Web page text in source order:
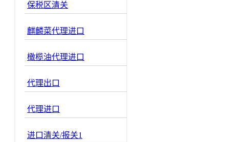
保税区清关
麒麟菜代理进口
橄榄油代理进口
代理出口
代理进口
进口清关/报关1